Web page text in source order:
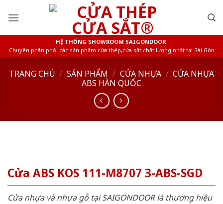
HỆ THỐNG SHOWROOM SAIGONDOOR
Chuyên phân phối các sản phẩm cửa thép,cửa sắt chất lượng nhất tại Sài Gòn
TRANG CHỦ / SẢN PHẨM / CỬA NHỰA / CỬA NHỰA
ABS HÀN QUỐC
Cửa ABS KOS 111-M8707 3-ABS-SGD
Cửa nhựa và nhựa gỗ tại SAIGONDOOR là thương hiệu